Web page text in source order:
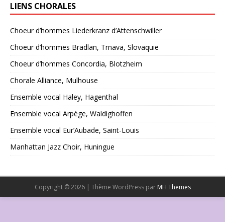
LIENS CHORALES
Choeur d’hommes Liederkranz d’Attenschwiller
Choeur d’hommes Bradlan, Trnava, Slovaquie
Choeur d’hommes Concordia, Blotzheim
Chorale Alliance, Mulhouse
Ensemble vocal Haley, Hagenthal
Ensemble vocal Arpège, Waldighoffen
Ensemble vocal Eur’Aubade, Saint-Louis
Manhattan Jazz Choir, Huningue
Copyright © 2026 | Thème WordPress par MH Themes